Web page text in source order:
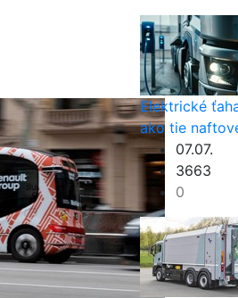
Elektrické
ako tie
07.07.
3663
0